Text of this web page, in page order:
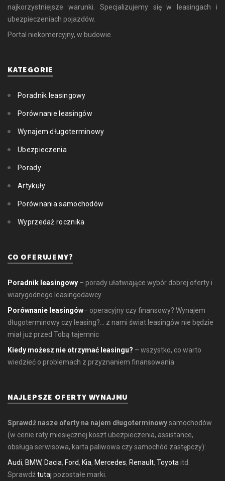
najkorzystniejsze warunki. Specjalizujemy się w leasingach i
ubezpieczeniach pojazdów.
Portal niekomercyjny, w budowie.
KATEGORIE
Poradnik leasingowy
Porównanie leasingów
Wynajem długoterminowy
Ubezpieczenia
Porady
Artykuły
Porównania samochodów
Wyprzedaż rocznika
CO OFERUJEMY?
Poradnik leasingowy – porady ułatwiające wybór dobrej oferty i
wiarygodnego leasingodawcy
Porównanie leasingów– operacyjny czy finansowy? Wynajem
długoterminowy czy leasing?... z nami świat leasingów nie będzie
miał już przed Tobą tajemnic
Kiedy możesz nie otrzymać leasingu? – wszystko, co warto
wiedzieć o problemach z przyznaniem finansowania
NAJLEPSZE OFERTY WYNAJMU
Sprawdź nasze oferty na najem długoterminowysamochodów
(w cenie raty miesięcznej koszt ubezpieczenia, assistance,
obsługa serwisowa, karta paliwowa czy samochód zastępczy):
Audi, BMW, Dacia, Ford, Kia, Mercedes, Renault, Toyota itd.
Sprawdź tutaj pozostałe marki.